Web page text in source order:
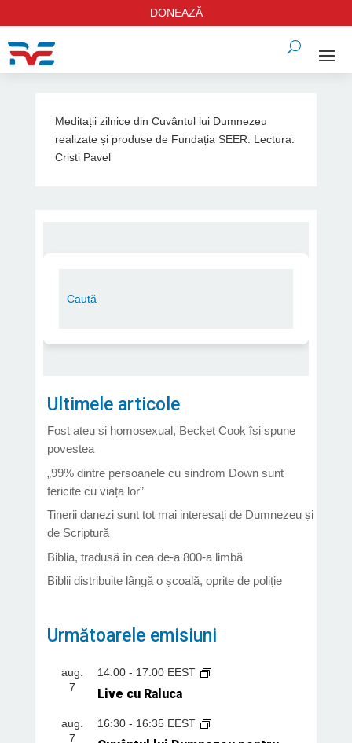
DONEAZĂ
Meditații zilnice din Cuvântul lui Dumnezeu
realizate și produse de Fundația SEER. Lectura:
Cristi Pavel
Ultimele articole
Fost ateu și homosexual, Becket Cook își spune
povestea
„99% dintre persoanele cu sindrom Down sunt
fericite cu viața lor”
Tinerii danezi sunt tot mai interesați de Dumnezeu și
de Scriptură
Biblia, tradusă în cea de-a 800-a limbă
Biblii distribuite lângă o școală, oprite de poliție
Următoarele emisiuni
aug.
7
14:00- 17:00 EEST
Live cu Raluca
aug.
7
16:30- 16:35 EEST